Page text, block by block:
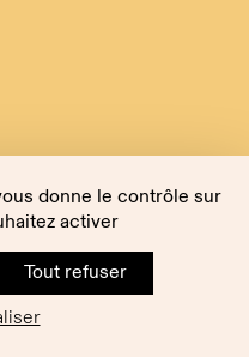
donne le contrôle sur
activer
Tout refuser